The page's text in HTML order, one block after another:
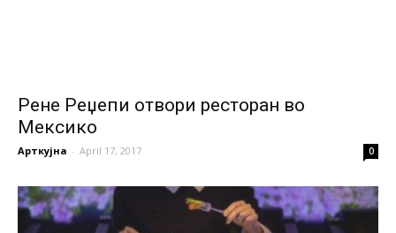
Рене Реџепи отвори ресторан во
Мексико
Арткујна - April 17, 2017 0